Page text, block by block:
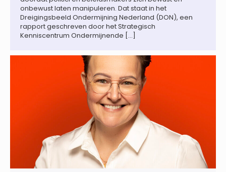
onbewust laten manipuleren. Dat staat in het
Dreigingsbeeld Ondermijning Nederland (DON), een
rapport geschreven door het Strategisch
Kenniscentrum Ondermijnende […]